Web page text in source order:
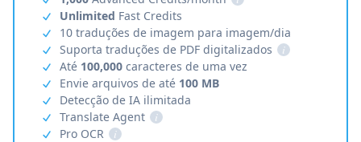
Unlimited Fast Credits
10 traduções de imagem para imagem/dia
Suporta traduções de PDF digitalizados
i
Até 100,000 caracteres de uma vez
Envie arquivos de até 100 MB
Detecção de IA ilimitada
Translate Agent
i
Pro OCR
i